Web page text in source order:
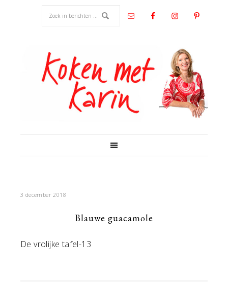
3 december 2018
Blauwe guacamole
De vrolijke tafel-13